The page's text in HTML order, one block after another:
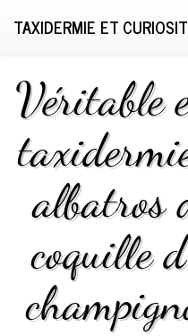
TAXIDERMIE ET
Véritable
albatros
coquille